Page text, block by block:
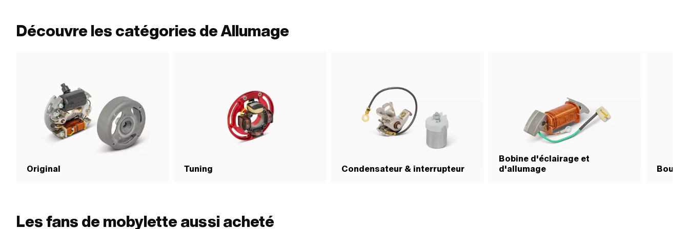
Découvre les catégories de Allumage
Original Tuning Condensateur & interrupteur
Bobine d'éclairage et
d'allumage
Les fans de mobylette aussi acheté